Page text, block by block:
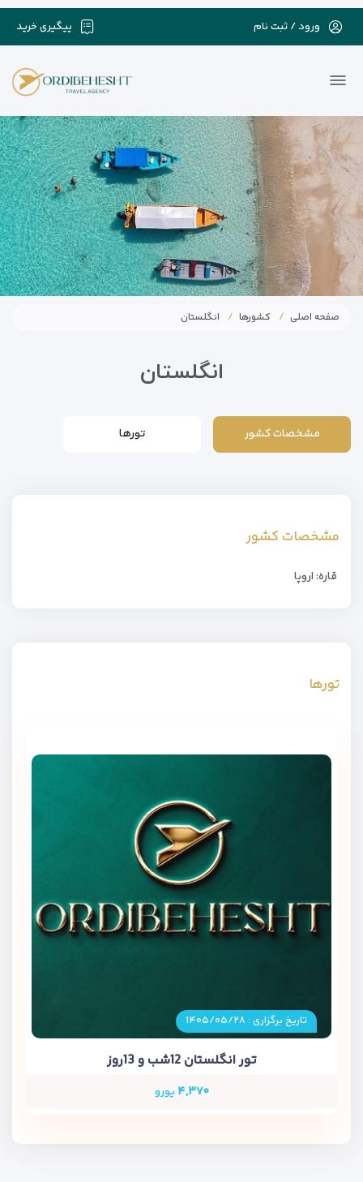
پیگیری خرید ورود / ثبت نام
صفحه اصلی کشورها انگلستان
انگلستان
مشخصات کشور تورها
مشخصات کشور
قاره: اروپا
تورها
تاریخ برگزاری : ۱۴۰۵/۰۵/۲۸
تور انگلستان 12شب و 13روز
۴,۳۷۰ یورو